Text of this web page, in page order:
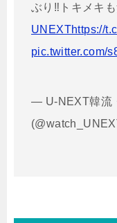
ぶり‼️トキメキ
UNEXThttps://
pic.twitter.com/
— U-NEXT韓流